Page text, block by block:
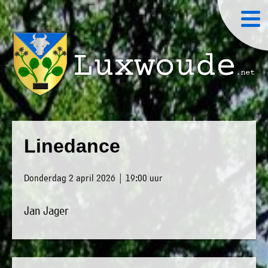
Linedance
Donderdag 2 april 2026 | 19:00 uur
Jan Jager
»
Home
Nieuws
Agenda
»
Luxwoude.net
website@luxwoude.net
Plaatselijk
belang
dit
moment
het
bestuur